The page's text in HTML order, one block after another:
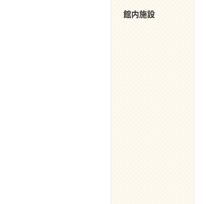
館内施設